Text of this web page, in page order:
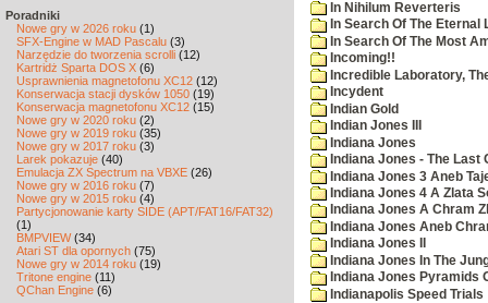
Poradniki
Nowe gry w 2026 roku (1)
SFX-Engine w MAD Pascalu (3)
Narzędzie do tworzenia scrolli (12)
Kartridż Sparta DOS X (6)
Usprawnienia magnetofonu XC12 (12)
Konserwacja stacji dysków 1050 (19)
Konserwacja magnetofonu XC12 (15)
Nowe gry w 2020 roku (2)
Nowe gry w 2019 roku (35)
Nowe gry w 2017 roku (3)
Larek pokazuje (40)
Emulacja ZX Spectrum na VBXE (26)
Nowe gry w 2016 roku (7)
Nowe gry w 2015 roku (4)
Partycjonowanie karty SIDE (APT/FAT16/FAT32)
(1)
BMPVIEW(34)
Atari ST dla opornych (75)
Nowe gry w 2014 roku (19)
Tritone engine (11)
QChan Engine (6)
In Nihilum Reverteris
In Search Of The Eternal
In Search Of The Most
Incoming!!
Incredible Laboratory,
Incydent
Indian Gold
Indian Jones III
Indiana Jones
Indiana Jones - The Last
Indiana Jones 3 Aneb
Indiana Jones 4 A Zlata
Indiana Jones A Chram
Indiana Jones Aneb
Indiana Jones II
Indiana Jones In The
Indiana Jones Pyramids
Indianapolis Speed Trials